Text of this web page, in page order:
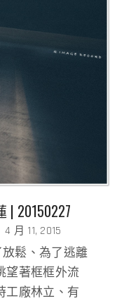
| 20150227
4 月 11, 2015
鬆、為了逃離
望著框框外流
工廠林立、有